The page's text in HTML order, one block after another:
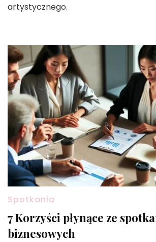
artystycznego.
Spotkania
7 Korzyści płynące ze
biznesowych